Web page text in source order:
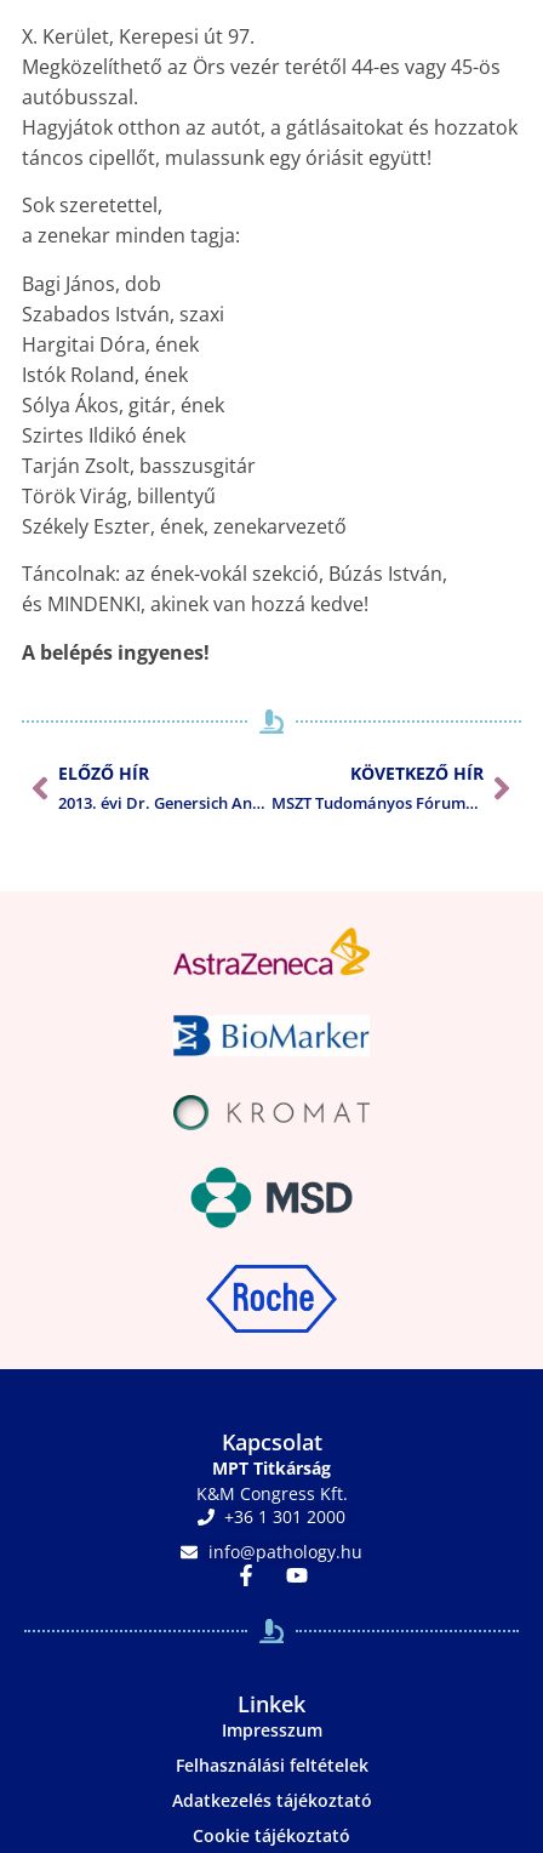
X. Kerület, Kerepesi út 97.
Megközelíthető az Örs vezér terétől 44-es vagy 45-ös
autóbusszal.
Hagyjátok otthon az autót, a gátlásaitokat és hozzatok
táncos cipellőt, mulassunk egy óriásit együtt!
Sok szeretettel,
a zenekar minden tagja:
Bagi János, dob
Szabados István, szaxi
Hargitai Dóra, ének
Istók Roland, ének
Sólya Ákos, gitár, ének
Szirtes Ildikó ének
Tarján Zsolt, basszusgitár
Török Virág, billentyű
Székely Eszter, ének, zenekarvezető
Táncolnak: az ének-vokál szekció, Búzás István,
és MINDENKI, akinek van hozzá kedve!
A belépés ingyenes!
ELŐZŐ HÍR
2013. évi Dr. Genersich Antal díjasok
KÖVETKEZŐ HÍR
MSZT Tudományos Fóruma 2014
Kapcsolat
MPT Titkárság
K&M Congress Kft.
+36 1 301 2000
info@pathology.hu
Linkek
Impresszum
Felhasználási feltételek
Adatkezelés tájékoztató
Cookie tájékoztató